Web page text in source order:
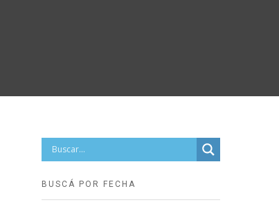
BUSCÁ POR FECHA